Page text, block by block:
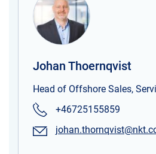
Johan Thoernqvist
Head of Offshore Sales,
+46725155859